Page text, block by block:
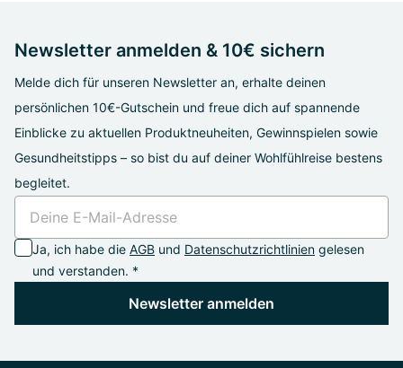
Newsletter anmelden & 10€ sichern
Melde dich für unseren Newsletter an, erhalte deinen
persönlichen 10€-Gutschein und freue dich auf spannende
Einblicke zu aktuellen Produktneuheiten, Gewinnspielen sowie
Gesundheitstipps – so bist du auf deiner Wohlfühlreise bestens
begleitet.
Ja, ich habe die AGB und Datenschutzrichtlinien gelesen
und verstanden. *
Newsletter anmelden